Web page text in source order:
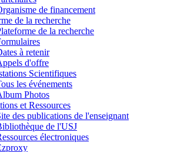
de financement
de la recherche
de la recherche
à retenir
d'offre
Scientifiques
les événements
Photos
et Ressources
des publications de l'enseignant
de l'USJ
électroniques